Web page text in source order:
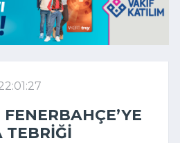
TEBRIĞI